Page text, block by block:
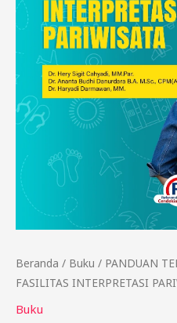
Beranda / Buku / PANDUAN
FASILITAS INTERPRETASI
Buku